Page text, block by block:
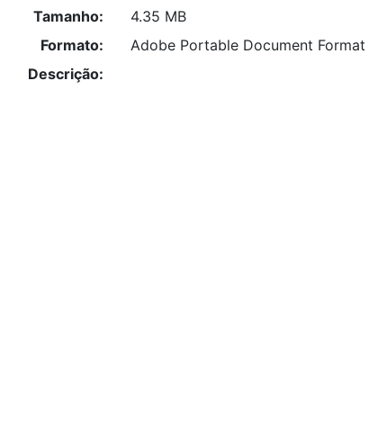
Tamanho:
4.35 MB
Formato:
Adobe Portable Document Format
Descrição: